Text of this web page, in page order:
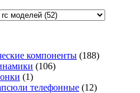
компоненты (188)
(106)
(1)
телефонные (12)